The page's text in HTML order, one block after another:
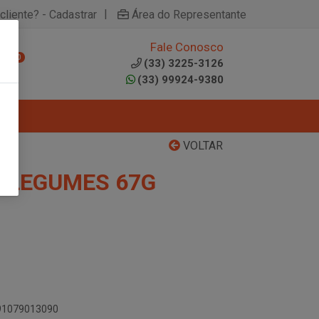
- Cadastrar | Área do Representante
0
Fale Conosco
(33) 3225-3126
(33) 99924-9380
VOLTAR
LEGUMES 67G